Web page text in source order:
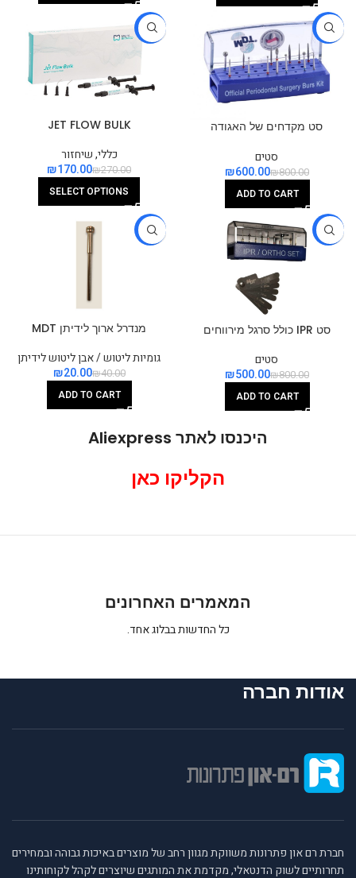
-25%
סט מקדחים של האגודה
סטים
₪800.00
₪600.00
ADD TO CART
-37%
JET FLOW BULK
כללי,שיחזור
₪270.00
₪170.00
SELECT OPTIONS
-38%
סט IPR כולל סרגל מירווחים
סטים
₪800.00
₪500.00
ADD TO CART
-50%
מנדרל ארוך לידיתן MDT
גומיות ליטוש / אבן ליטוש לידיתן
₪40.00
₪20.00
ADD TO CART
היכנסו לאתר Aliexpress
הקליקו כאן
המאמרים האחרונים
כל החדשות בבלוג אחד.
אודות חברה
חברת רם און פתרונות משווקת מגוון רחב של מוצרים באיכות גבוהה ובמחירים
תחרותיים לשוק הדנטאלי, מקדמת את המותגים שיוצרים לקהל לקוחותינו